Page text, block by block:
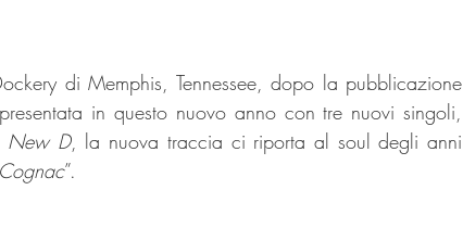
di Memphis, Tennessee, dopo la pubblicazione
in questo nuovo anno con tre nuovi singoli,
New D, la nuova traccia ci riporta al soul degli anni
”.